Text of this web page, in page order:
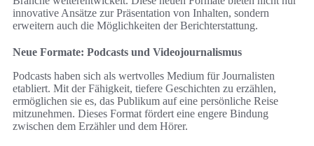
innovative Ansätze zur Präsentation von Inhalten, sondern
erweitern auch die Möglichkeiten der Berichterstattung.
Neue Formate: Podcasts und Videojournalismus
Podcasts haben sich als wertvolles Medium für Journalisten
etabliert. Mit der Fähigkeit, tiefere Geschichten zu erzählen,
ermöglichen sie es, das Publikum auf eine persönliche Reise
mitzunehmen. Dieses Format fördert eine engere Bindung
zwischen dem Erzähler und dem Hörer.